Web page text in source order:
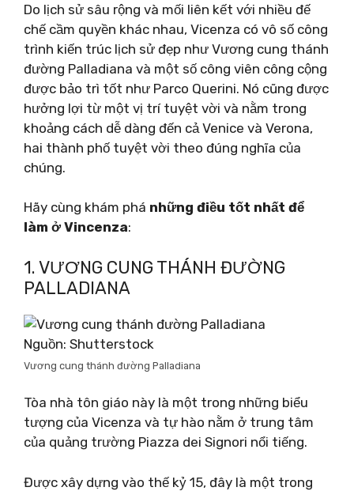
Do lịch sử sâu rộng và mối liên kết với nhiều đế
chế cầm quyền khác nhau, Vicenza có vô số công
trình kiến ​​trúc lịch sử đẹp như Vương cung thánh
đường Palladiana và một số công viên công cộng
được bảo trì tốt như Parco Querini. Nó cũng được
hưởng lợi từ một vị trí tuyệt vời và nằm trong
khoảng cách dễ dàng đến cả Venice và Verona,
hai thành phố tuyệt vời theo đúng nghĩa của
chúng.
Hãy cùng khám phá những điều tốt nhất để
làm ở Vincenza:
1. VƯƠNG CUNG THÁNH ĐƯỜNG
PALLADIANA
Nguồn: Shutterstock
Vương cung thánh đường Palladiana
Tòa nhà tôn giáo này là một trong những biểu
tượng của Vicenza và tự hào nằm ở trung tâm
của quảng trường Piazza dei Signori nổi tiếng.
Được xây dựng vào thế kỷ 15, đây là một trong